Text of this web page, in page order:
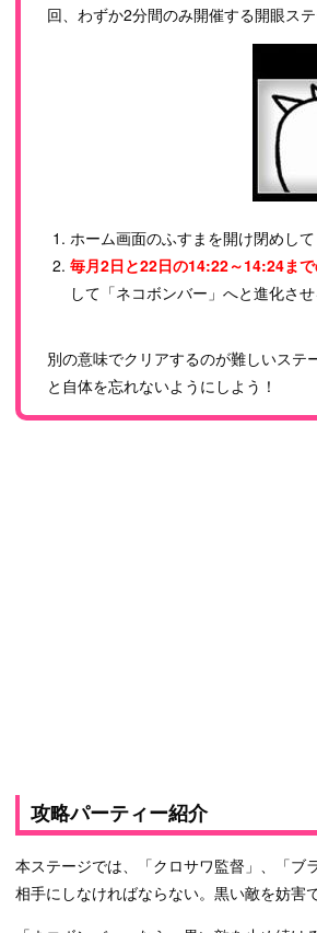
回、わずか2分間のみ開催する開眼ス
ホーム画面のふすまを開け閉めし
毎月2日と22日の14:22～14:24ま
して「ネコボンバー」へと進化さ
別の意味でクリアするのが難しいステ
と自体を忘れないようにしよう！
攻略パーティー紹介
本ステージでは、「クロサワ監督」、「ブ
相手にしなければならない。黒い敵を妨害